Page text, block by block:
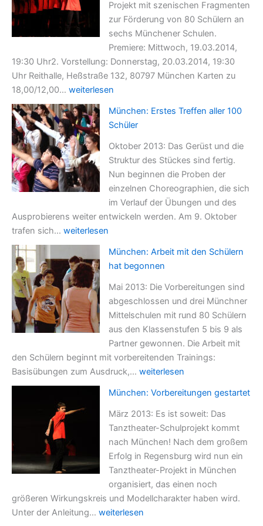
Projekt mit szenischen Fragmenten
zur Förderung von 80 Schülern an
sechs Münchener Schulen.
Premiere: Mittwoch, 19.03.2014,
19:30 Uhr2. Vorstellung: Donnerstag, 20.03.2014, 19:30
Uhr Reithalle, Heßstraße 132, 80797 München Karten zu
18,00/12,00… München:
Aufführungs-
Termine
weiterlesen
München: Erstes Treffen aller 100
Schüler
Oktober 2013: Das Gerüst und die
Struktur des Stückes sind fertig.
Nun beginnen die Proben der
einzelnen Choreographien, die sich
im Verlauf der Übungen und des
Ausprobierens weiter entwickeln werden. Am 9. Oktober
trafen sich… München:
Erstes
Treffen
aller
100
Schüler
weiterlesen
München: Arbeit mit den Schülern
hat begonnen
Mai 2013: Die Vorbereitungen sind
abgeschlossen und drei Münchner
Mittelschulen mit rund 80 Schülern
aus den Klassenstufen 5 bis 9 als
Partner gewonnen. Die Arbeit mit
den Schülern beginnt mit vorbereitenden Trainings:
Basisübungen zum Ausdruck,… München:
mit
den
Schülern
hat
begonnen
weiterlesen
München: Vorbereitungen gestartet
März 2013: Es ist soweit: Das
Tanztheater-Schulprojekt kommt
nach München! Nach dem großem
Erfolg in Regensburg wird nun ein
Tanztheater-Projekt in München
organisiert, das einen noch
größeren Wirkungskreis und Modellcharakter haben wird.
Unter der Anleitung… München:
weiterlesen